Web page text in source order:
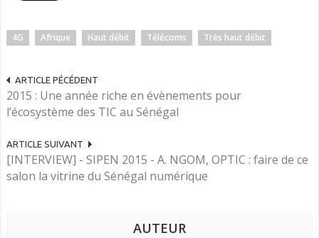
4G Afrique Haut débit Télécoms Très haut débit
ARTICLE PÉCÉDENT
2015 : Une année riche en évènements pour
l’écosystème des TIC au Sénégal
ARTICLE SUIVANT
[INTERVIEW] - SIPEN 2015 - A. NGOM, OPTIC : faire de ce
salon la vitrine du Sénégal numérique
AUTEUR